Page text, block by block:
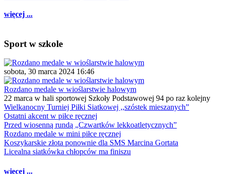
więcej ...
Sport w szkole
sobota, 30 marca 2024 16:46
Rozdano medale w wioślarstwie halowym
22 marca w hali sportowej Szkoły Podstawowej 94 po raz kolejny
Wielkanocny Turniej Piłki Siatkowej ,,szóstek mieszanych”
Ostatni akcent w piłce ręcznej
Przed wiosenną rundą „Czwartków lekkoatletycznych”
Rozdano medale w mini piłce ręcznej
Koszykarskie złota ponownie dla SMS Marcina Gortata
Licealna siatkówka chłopców ma finiszu
więcej ...